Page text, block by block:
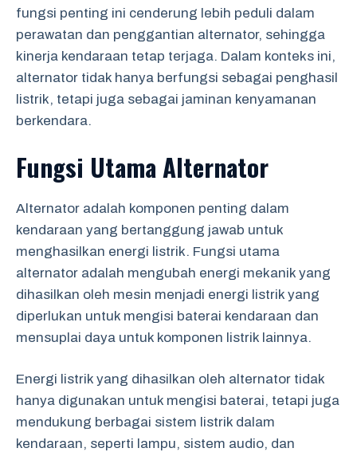
fungsi penting ini cenderung lebih peduli dalam
perawatan dan penggantian alternator, sehingga
kinerja kendaraan tetap terjaga. Dalam konteks ini,
alternator tidak hanya berfungsi sebagai penghasil
listrik, tetapi juga sebagai jaminan kenyamanan
berkendara.
Fungsi Utama Alternator
Alternator adalah komponen penting dalam
kendaraan yang bertanggung jawab untuk
menghasilkan energi listrik. Fungsi utama
alternator adalah mengubah energi mekanik yang
dihasilkan oleh mesin menjadi energi listrik yang
diperlukan untuk mengisi baterai kendaraan dan
mensuplai daya untuk komponen listrik lainnya.
Energi listrik yang dihasilkan oleh alternator tidak
hanya digunakan untuk mengisi baterai, tetapi juga
mendukung berbagai sistem listrik dalam
kendaraan, seperti lampu, sistem audio, dan